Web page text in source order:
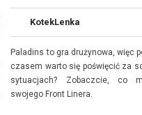
KotekLenka
Paladins to gra drużynowa, więc
czasem warto się poświęcić za
sytuacjach? Zobaczcie, co
swojego Front Linera.